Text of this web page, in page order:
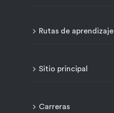
Rutas de aprendizaje
Sitio principal
Carreras